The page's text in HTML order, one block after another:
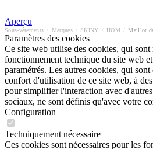
Aperçu
Sous-vêtements Marques SKINY HOM Maillot
Paramètres des cookies
Ce site web utilise des cookies, qui sont
fonctionnement technique du site web
paramétrés. Les autres cookies, qui
confort d'utilisation de ce site web, à
pour simplifier l'interaction avec
sociaux, ne sont définis qu'avec votre
Configuration
Techniquement nécessaire
Ces cookies sont nécessaires pour les